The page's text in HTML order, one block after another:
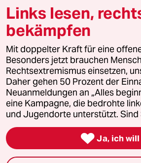
© 2026 taz Verlags und Vertriebs
Alle Rechte vorbehalten. Bei rechtlichen
wenden Sie sich bitte an lizenzen@taz.de
Feedback Redaktionsstatut
Leitlinie Informant Datenschutz
Seitenwende Einwilligungen
Links lesen,
bekämpfen
Mit doppelter Kraft für eine
Besonders jetzt brauchen
Rechtsextremismus einsetzen,
Daher gehen 50 Prozent der
Neuanmeldungen an „Alles
eine Kampagne, die bedrohte
und Jugendorte unterstützt. Sind
 Ja, ich will